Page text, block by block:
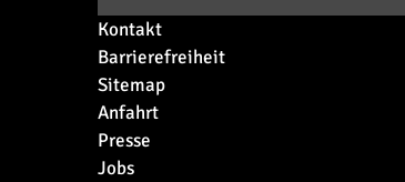
Kontakt
Barrierefreiheit
Sitemap
Anfahrt
Presse
Jobs